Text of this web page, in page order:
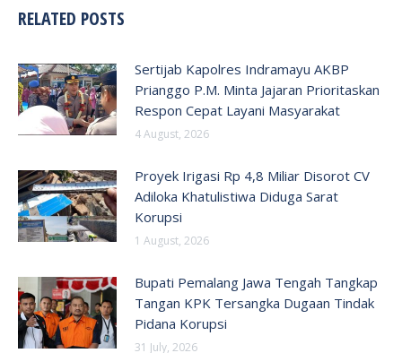
RELATED POSTS
Sertijab Kapolres Indramayu AKBP
Prianggo P.M. Minta Jajaran Prioritaskan
Respon Cepat Layani Masyarakat
4 August, 2026
Proyek Irigasi Rp 4,8 Miliar Disorot CV
Adiloka Khatulistiwa Diduga Sarat
Korupsi
1 August, 2026
Bupati Pemalang Jawa Tengah Tangkap
Tangan KPK Tersangka Dugaan Tindak
Pidana Korupsi
31 July, 2026